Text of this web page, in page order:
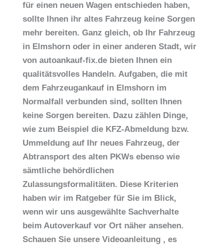
für einen neuen Wagen entschieden haben,
sollte Ihnen ihr altes Fahrzeug keine Sorgen
mehr bereiten. Ganz gleich, ob Ihr Fahrzeug
in Elmshorn oder in einer anderen Stadt, wir
von autoankauf-fix.de bieten Ihnen ein
qualitätsvolles Handeln. Aufgaben, die mit
dem Fahrzeugankauf in Elmshorn im
Normalfall verbunden sind, sollten Ihnen
keine Sorgen bereiten. Dazu zählen Dinge,
wie zum Beispiel die KFZ-Abmeldung bzw.
Ummeldung auf Ihr neues Fahrzeug, der
Abtransport des alten PKWs ebenso wie
sämtliche behördlichen
Zulassungsformalitäten. Diese Kriterien
haben wir im Ratgeber für Sie im Blick,
wenn wir uns ausgewählte Sachverhalte
beim Autoverkauf vor Ort näher ansehen.
Schauen Sie unsere Videoanleitung , es